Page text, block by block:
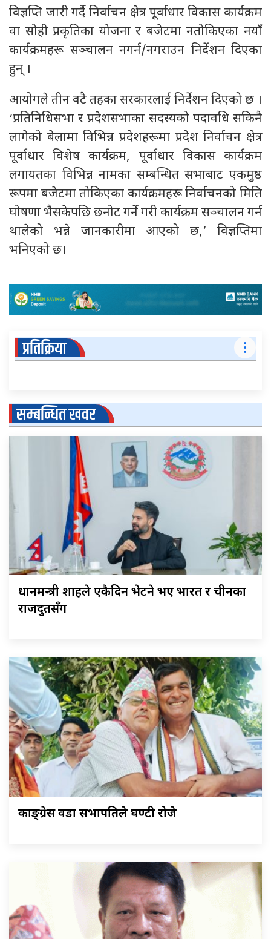
विज्ञप्ति जारी गर्दै निर्वाचन क्षेत्र पूर्वाधार विकास कार्यक्रम
वा सोही प्रकृतिका योजना र बजेटमा नतोकिएका नयाँ
कार्यक्रमहरू सञ्चालन नगर्न/नगराउन निर्देशन दिएका
हुन् ।
आयोगले तीन वटै तहका सरकारलाई निर्देशन दिएको छ ।
‘प्रतिनिधिसभा र प्रदेशसभाका सदस्यको पदावधि सकिनै
लागेको बेलामा विभिन्न प्रदेशहरूमा प्रदेश निर्वाचन क्षेत्र
पूर्वाधार विशेष कार्यक्रम, पूर्वाधार विकास कार्यक्रम
लगायतका विभिन्न नामका सम्बन्धित सभाबाट एकमुष्ठ
रूपमा बजेटमा तोकिएका कार्यक्रमहरू निर्वाचनको मिति
घोषणा भैसकेपछि छनोट गर्ने गरी कार्यक्रम सञ्चालन गर्न
थालेको भन्ने जानकारीमा आएको छ,’ विज्ञप्तिमा
भनिएको छ।
प्रतिक्रिया
सम्बन्धित खवर
प्रधानमन्त्री शाहले एकैदिन भेटने भए भारत र चीनका
राजदुतसँग
काङ्ग्रेस वडा सभापतिले घण्टी रोजे